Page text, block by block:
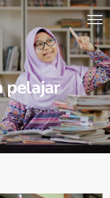
pelajar